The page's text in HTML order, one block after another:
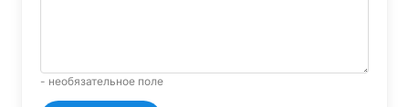
- необязательное поле